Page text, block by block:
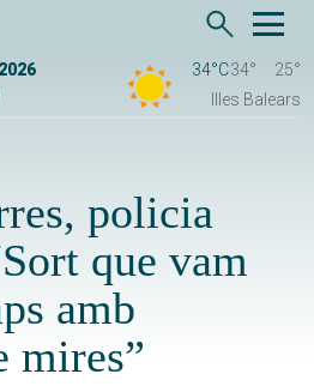
34°C34°
25°
Illes Balears
policia
que vam
amb
mires”